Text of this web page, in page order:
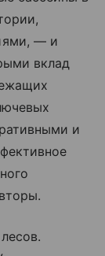
— и
вклад
и